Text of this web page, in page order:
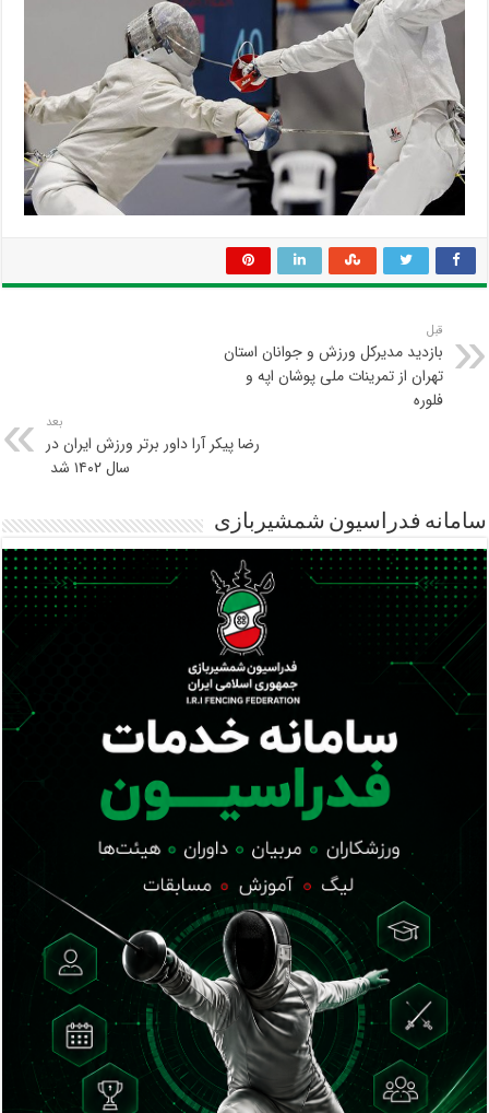
قبل
بازدید مدیرکل ورزش و جوانان استان
تهران از تمرینات ملی پوشان اپه و
فلوره
بعد
رضا پیکر آرا داور برتر ورزش ایران در
سال ۱۴۰۲ شد
سامانه فدراسیون شمشیربازی